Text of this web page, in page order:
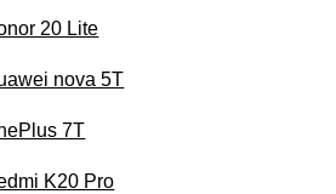
20 Lite
nova 5T
7T
K20 Pro